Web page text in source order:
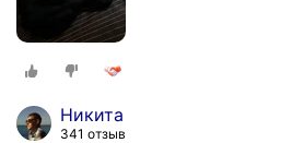
Никита
341 отзыв